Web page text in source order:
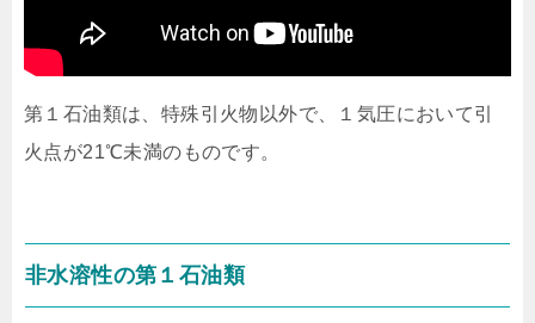
第１石油類は、特殊引火物以外で、１気圧において引
火点が21℃未満のものです。
非水溶性の第１石油類